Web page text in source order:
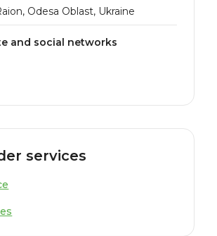
Odesa Oblast, Ukraine
and social networks
services